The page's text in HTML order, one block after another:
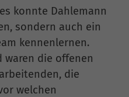
konnte Dahlemann
sondern auch ein
kennenlernen.
waren die offenen
die
welchen